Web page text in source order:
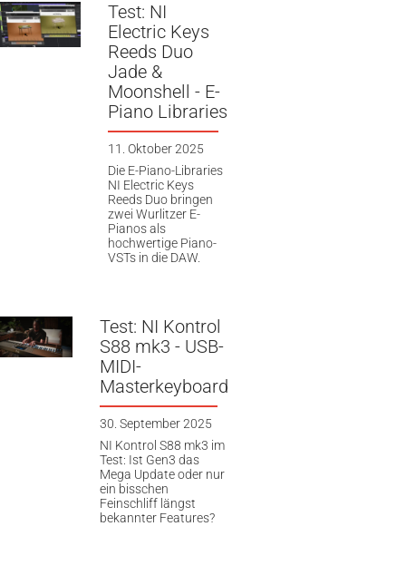
Test: NI
Electric Keys
Reeds Duo
Jade &
Moonshell - E-
Piano Libraries
11. Oktober 2025
Die E-Piano-Libraries
NI Electric Keys
Reeds Duo bringen
zwei Wurlitzer E-
Pianos als
hochwertige Piano-
VSTs in die DAW.
Test: NI Kontrol
S88 mk3 - USB-
MIDI-
Masterkeyboard
30. September 2025
NI Kontrol S88 mk3 im
Test: Ist Gen3 das
Mega Update oder nur
ein bisschen
Feinschliff längst
bekannter Features?